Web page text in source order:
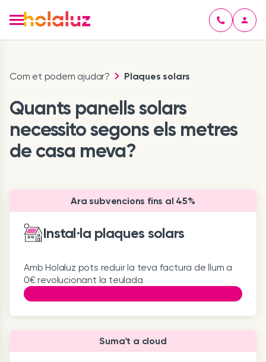
Com et podem ajudar? Plaques solars
Quants panells solars
necessito segons els metres
de casa meva?
Ara subvencions fins al 45%
Instal·la plaques solars
Amb Holaluz pots reduir la teva factura de llum a
0€ revolucionant la teulada
Suma't a cloud